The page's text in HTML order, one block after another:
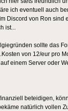
ich eventuell auch
Discord von Ron
ist...
sollte das
von 12/eur pro
einem Server oder
beteidigen,
natürlich vollen